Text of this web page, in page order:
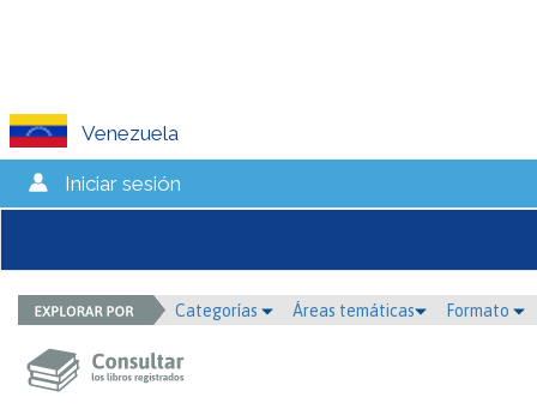
Venezuela
Iniciar sesión
Categorías Áreas temáticas Formato